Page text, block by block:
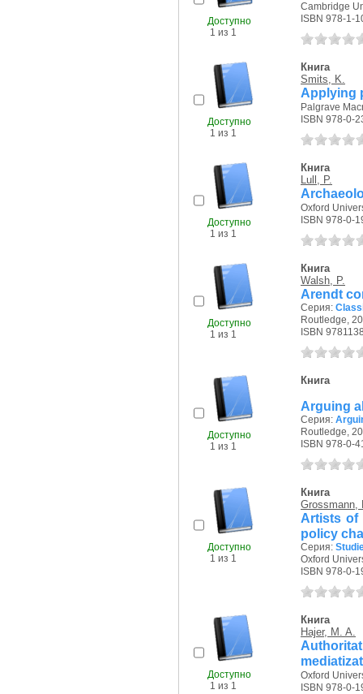
Доступно
1 из 1
Cambridge
ISBN 978-1-
Доступно
1 из 1
Книга
Smits, K.
Applying
Palgrave
ISBN 978-0-
Доступно
1 из 1
Книга
Lull, P.
Oxford
ISBN 978-0-
Доступно
1 из 1
Книга
Walsh, P.
Arendt
Серия:
Routledge,
ISBN
Доступно
1 из 1
Книга
Arguing
Серия:
Routledge,
ISBN 978-0-
Доступно
1 из 1
Книга
Grossmann,
Artists of
policy
Серия:
Oxford
ISBN 978-0-
Доступно
1 из 1
Книга
Hajer, M. A.
Oxford
ISBN 978-0-